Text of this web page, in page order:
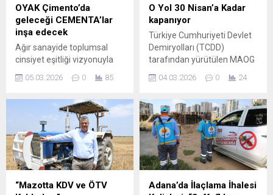
OYAK Çimento’da
geleceği CEMENTA’lar
inşa edecek
Ağır sanayide toplumsal
cinsiyet eşitliği vizyonuyla
Çimento, kadınların teknik
istihdamına odaklanan
“CEMENTA” projesini hayata
geçirdi. Kadınları teknik
uzmanlıktan operatörlüğe
açılan geniş bir yelpazede
üretimin her kademesinde
geleceğe hazırlayacak
projenin ilk fazında 15 kadın
05.03.2026 0 85
O Yol 30 Nisan’a Kadar
kapanıyor
Türkiye Cumhuriyeti Devlet
Demiryolları (TCDD)
tarafından yürütülen MAOG
Hattı inşaatı kapsamında
imalat çalışmaları nedeniyle
önemli bir trafik
düzenlemesine gidiliyor.
Açıklamaya göre, D-400
Karayolu’nun Mersin’den
Adana istikameti 4 Mart
2026 ile 30 Nisan 2026
tarihleri arasında araç
04.03.2026 0 24
“Mazotta KDV ve ÖTV
Adana’da İlaçlama İhalesi